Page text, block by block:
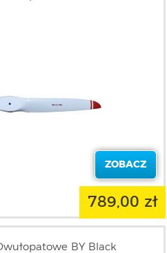
ZOBACZ
789,00 zł
BY Black